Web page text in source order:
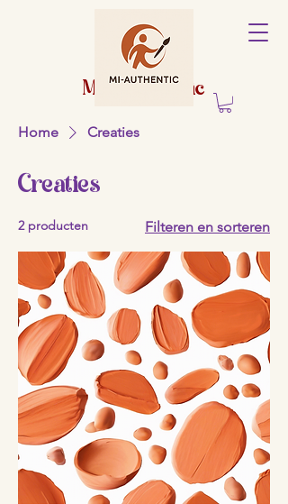
Holistisch
centrum
Mi-Authentic
Home Creaties
Creaties
2 producten Filteren en sorteren